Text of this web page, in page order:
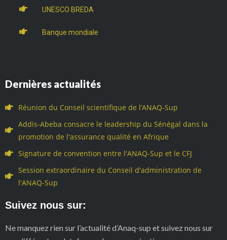
UNESCO BREDA
Banque mondiale
Dernières actualités
Réunion du Conseil scientifique de l’ANAQ-Sup
Addis-Abeba consacre le leadership du Sénégal dans la
promotion de l'assurance qualité en Afrique
Signature de convention entre l'ANAQ-Sup et le CFJ
Session extraordinaire du Conseil d'administration de
l'ANAQ-Sup
Suivez nous sur:
Ne manquez rien sur l’actualité d’Anaq-sup et suivez nous sur